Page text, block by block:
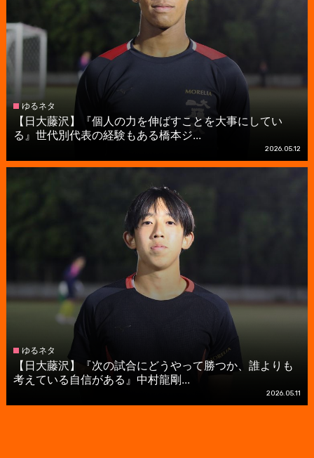
ゆるネタ
【日大藤沢】『個人の力を伸ばすことを大事にしてい
る』世代別代表の経験もある橋本ジ...
2026.05.12
ゆるネタ
【日大藤沢】『次の試合にどうやって勝つか、誰よりも
考えている自信がある』中村龍剛...
2026.05.11